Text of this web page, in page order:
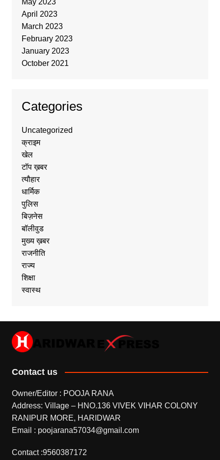
April 2023
March 2023
February 2023
January 2023
October 2021
Categories
Uncategorized
क्राइम
खेल
टॉप ख़बर
त्यौहार
धार्मिक
पुलिस
बिज़नेस
बॉलीवुड
मुख्य ख़बर
राजनीति
राज्य
शिक्षा
स्वास्थ
Contact us
Owner/Editor : POOJA RANA
Address: Village – HNO.136 VIVEK VIHAR COLONY
RANIPUR MORE, HARIDWAR
Email : poojarana57034@gmail.com
Contact :9560387172